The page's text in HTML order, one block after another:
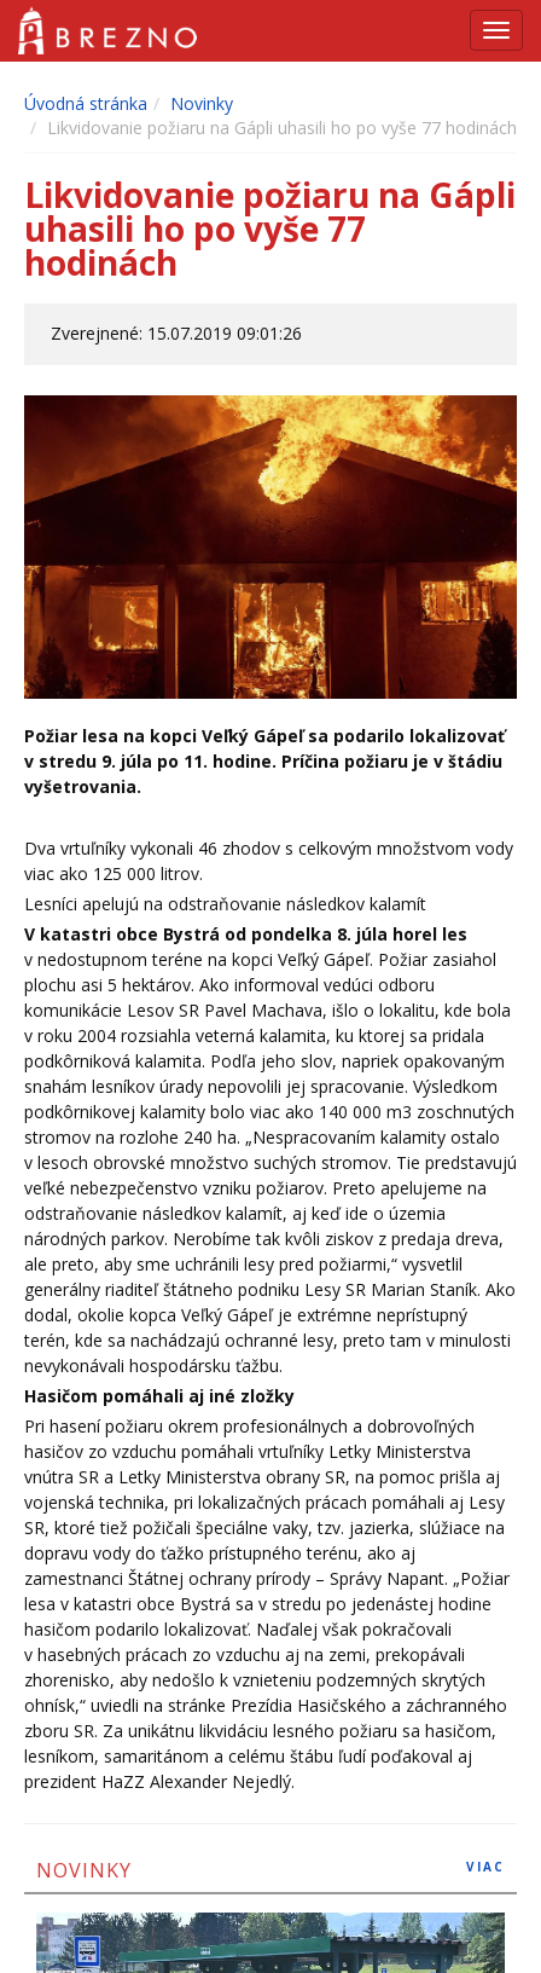
Úvodná stránka
Novinky
Likvidovanie požiaru na Gápli uhasili ho po vyše 77 hodinách
Likvidovanie požiaru na Gápli
uhasili ho po vyše 77
hodinách
Zverejnené: 15.07.2019 09:01:26
Požiar lesa na kopci Veľký Gápeľ sa podarilo lokalizovať
v stredu 9. júla po 11. hodine. Príčina požiaru je v štádiu
vyšetrovania.
Dva vrtuľníky vykonali 46 zhodov s celkovým množstvom vody
viac ako 125 000 litrov.
Lesníci apelujú na odstraňovanie následkov kalamít
V katastri obce Bystrá od pondelka 8. júla horel les
v nedostupnom teréne na kopci Veľký Gápeľ. Požiar zasiahol
plochu asi 5 hektárov. Ako informoval vedúci odboru
komunikácie Lesov SR Pavel Machava, išlo o lokalitu, kde bola
v roku 2004 rozsiahla veterná kalamita, ku ktorej sa pridala
podkôrniková kalamita. Podľa jeho slov, napriek opakovaným
snahám lesníkov úrady nepovolili jej spracovanie. Výsledkom
podkôrnikovej kalamity bolo viac ako 140 000 m3 zoschnutých
stromov na rozlohe 240 ha. „Nespracovaním kalamity ostalo
v lesoch obrovské množstvo suchých stromov. Tie predstavujú
veľké nebezpečenstvo vzniku požiarov. Preto apelujeme na
odstraňovanie následkov kalamít, aj keď ide o územia
národných parkov. Nerobíme tak kvôli ziskov z predaja dreva,
ale preto, aby sme uchránili lesy pred požiarmi,“ vysvetlil
generálny riaditeľ štátneho podniku Lesy SR Marian Staník. Ako
dodal, okolie kopca Veľký Gápeľ je extrémne neprístupný
terén, kde sa nachádzajú ochranné lesy, preto tam v minulosti
nevykonávali hospodársku ťažbu.
Hasičom pomáhali aj iné zložky
Pri hasení požiaru okrem profesionálnych a dobrovoľných
hasičov zo vzduchu pomáhali vrtuľníky Letky Ministerstva
vnútra SR a Letky Ministerstva obrany SR, na pomoc prišla aj
vojenská technika, pri lokalizačných prácach pomáhali aj Lesy
SR, ktoré tiež požičali špeciálne vaky, tzv. jazierka, slúžiace na
dopravu vody do ťažko prístupného terénu, ako aj
zamestnanci Štátnej ochrany prírody – Správy Napant. „Požiar
lesa v katastri obce Bystrá sa v stredu po jedenástej hodine
hasičom podarilo lokalizovať. Naďalej však pokračovali
v hasebných prácach zo vzduchu aj na zemi, prekopávali
zhorenisko, aby nedošlo k vznieteniu podzemných skrytých
ohnísk,“ uviedli na stránke Prezídia Hasičského a záchranného
zboru SR. Za unikátnu likvidáciu lesného požiaru sa hasičom,
lesníkom, samaritánom a celému štábu ľudí poďakoval aj
prezident HaZZ Alexander Nejedlý.
NOVINKY VIAC